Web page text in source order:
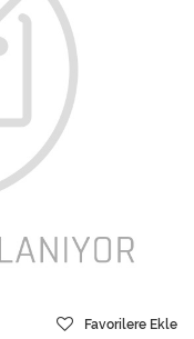
Favorilere Ekle